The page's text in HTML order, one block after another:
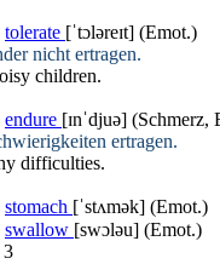
tolerate [ˈtɔləreɪt] (Emot.)
nicht ertragen.
children.
endure [ɪnˈdjuə] (Schmerz,
ertragen.
difficulties.
stomach [ˈstʌmək] (Emot.)
swallow [swɔləu] (Emot.)
3